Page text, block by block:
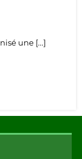
une [...]